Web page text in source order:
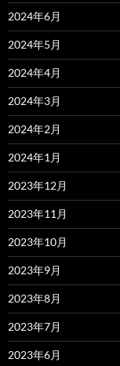
2024年6月
2024年5月
2024年4月
2024年3月
2024年2月
2024年1月
2023年12月
2023年11月
2023年10月
2023年9月
2023年8月
2023年7月
2023年6月